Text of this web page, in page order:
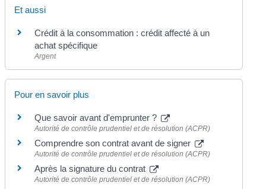
Et aussi
Crédit à la consommation : crédit affecté à un
achat spécifique
Argent
Pour en savoir plus
Que savoir avant d'emprunter ?
Autorité de contrôle prudentiel et de résolution (ACPR)
Comprendre son contrat avant de signer
Autorité de contrôle prudentiel et de résolution (ACPR)
Après la signature du contrat
Autorité de contrôle prudentiel et de résolution (ACPR)